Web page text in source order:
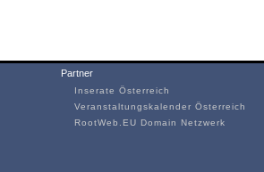
Partner
Inserate Österreich
Veranstaltungskalender Österreich
RootWeb.EU Domain Netzwerk